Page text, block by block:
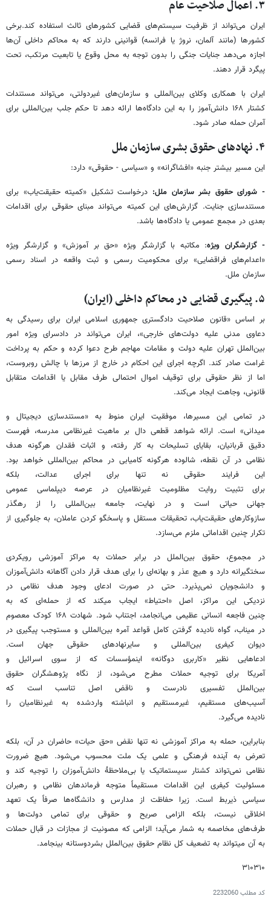
۳. اعمال صلاحیت عام
ایران می‌تواند از ظرفیت سیستم‌های قضایی کشورهای ثالث استفاده کند.برخی
کشورها (مانند آلمان، نروژ یا فرانسه) قوانینی دارند که به محاکم داخلی آن‌ها
اجازه می‌دهد جنایات جنگی را بدون توجه به محل وقوع یا تابعیت مرتکب، تحت
پیگرد قرار دهند.
ایران با همکاری وکلای بین‌المللی و سازمان‌های غیردولتی، می‌تواند مستندات
کشتار ۱۶۸ دانش‌آموز را به این دادگاه‌ها ارائه دهد تا حکم جلب بین‌المللی برای
آمران حمله صادر شود.
۴. نهادهای حقوق بشری سازمان ملل
این مسیر بیشتر جنبه «افشاگرانه» و «سیاسی - حقوقی» دارد:
- شورای حقوق بشر سازمان ملل: درخواست تشکیل «کمیته حقیقت‌یاب» برای
مستندسازی جنایت. گزارش‌های این کمیته می‌تواند مبنای حقوقی برای اقدامات
بعدی در مجمع عمومی یا دادگاه‌ها باشد.
- گزارشگران ویژه: مکاتبه با گزارشگر ویژه «حق بر آموزش» و گزارشگر ویژه
«اعدام‌های فراقضایی» برای محکومیت رسمی و ثبت واقعه در اسناد رسمی
سازمان ملل.
۵. پیگیری قضایی در محاکم داخلی (ایران)
بر اساس «قانون صلاحیت دادگستری جمهوری اسلامی ایران برای رسیدگی به
دعاوی مدنی علیه دولت‌های خارجی»، ایران می‌تواند در دادسرای ویژه امور
بین‌الملل تهران علیه دولت و مقامات مهاجم طرح دعوا کرده و حکم به پرداخت
غرامت صادر کند. اگرچه اجرای این احکام در خارج از مرزها با چالش روبروست،
اما از نظر حقوقی برای توقیف اموال احتمالی طرف مقابل یا اقدامات متقابل
قانونی، وجاهت ایجاد می‌کند.
در تمامی این مسیرها، موفقیت ایران منوط به «مستندسازی دیجیتال و
میدانی» است. ارائه شواهد قطعی دال بر ماهیت غیرنظامی مدرسه، فهرست
دقیق قربانیان، بقایای تسلیحات به کار رفته، و اثبات فقدان هرگونه هدف
نظامی در آن نقطه، شالوده هرگونه کامیابی در محاکم بین‌المللی خواهد بود.
این فرایند حقوقی نه تنها برای اجرای عدالت، بلکه
برای تثبیت روایت مظلومیت غیرنظامیان در عرصه دیپلماسی عمومی
جهانی حیاتی است و در نهایت، جامعه بین‌المللی را از رهگذر
سازوکارهای حقیقت‌یاب، تحقیقات مستقل و پاسخگو کردن عاملان، به جلوگیری از
تکرار چنین اقداماتی ملزم می‌سازد.
در مجموع، حقوق بین‌الملل در برابر حملات به مراکز آموزشی رویکردی
سختگیرانه دارد و هیچ عذر و بهانه‌ای را برای هدف قرار دادن آگاهانه دانش‌آموزان
و دانشجویان نمی‌پذیرد. حتی در صورت ادعای وجود هدف نظامی در
نزدیکی این مراکز، اصل «احتیاط» ایجاب میکند که از حمله‌ای که به
چنین فاجعه انسانی عظیمی می‌انجامد، اجتناب شود. شهادت ۱۶۸ کودک معصوم
در میناب، گواه نادیده گرفتن کامل قواعد آمره بین‌المللی و مستوجب پیگیری در
دیوان کیفری بین‌المللی و سایرنهادهای حقوقی جهان است.
ادعاهایی نظیر «کاربری دوگانه» اینمؤسسات که از سوی اسرائیل و
آمریکا برای توجیه حملات مطرح می‌شود، از نگاه پژوهشگران حقوق
بین‌الملل تفسیری نادرست و ناقض اصل تناسب است که
آسیب‌های مستقیم، غیرمستقیم و انباشته واردشده به غیرنظامیان را
نادیده می‌گیرد.
بنابراین، حمله به مراکز آموزشی نه تنها نقض «حق حیات» حاضران در آن، بلکه
تعرض به آینده فرهنگی و علمی یک ملت محسوب می‌شود. هیچ ضرورت
نظامی نمی‌تواند کشتار سیستماتیک یا بی‌ملاحظۀ دانش‌آموزان را توجیه کند و
مسئولیت کیفری این اقدامات مستقیماً متوجه فرماندهان نظامی و رهبران
سیاسی ذیربط است. زیرا حفاظت از مدارس و دانشگاه‌ها صرفاً یک تعهد
اخلاقی نیست، بلکه الزامی صریح و حقوقی برای تمامی دولت‌ها و
طرف‌های مخاصمه به شمار می‌آید؛ الزامی که مصونیت از مجازات در قبال حملات
به آن میتواند به تضعیف کل نظام حقوق بین‌الملل بشردوستانه بینجامد.
۳۱۰۳۱۰
کد مطلب2232060